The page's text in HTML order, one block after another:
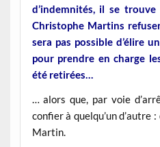
d’indemnités, il se trouve
Christophe Martins
sera pas possible d’élire
pour prendre en charge
été retirées…
… alors que, par voie
confier à quelqu’un d’autre
Martin.